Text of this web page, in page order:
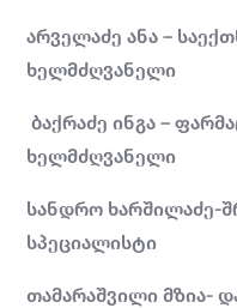
არველაძე ანა –
ხელმძღვანელი
ბაქრაძე ინგა –
ხელმძღვანელი
სანდრო ხარშილაძე-
სპეციალისტი
თამარაშვილი მზია-